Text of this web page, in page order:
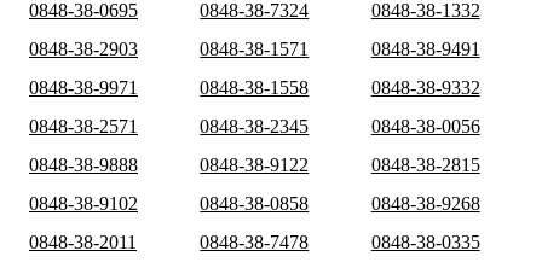
0848-38-0695 0848-38-7324
0848-38-1332
0848-38-2903
0848-38-1571
0848-38-9491
0848-38-9971
0848-38-1558
0848-38-9332
0848-38-2571
0848-38-2345
0848-38-0056
0848-38-9888
0848-38-9122
0848-38-2815
0848-38-9102
0848-38-0858
0848-38-9268
0848-38-2011
0848-38-7478
0848-38-0335